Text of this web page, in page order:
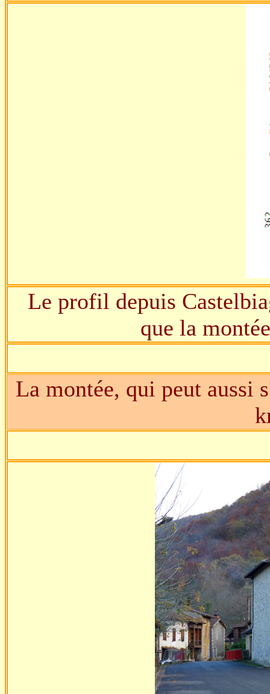
Le profil depuis
que la
La montée, qui peut aussi